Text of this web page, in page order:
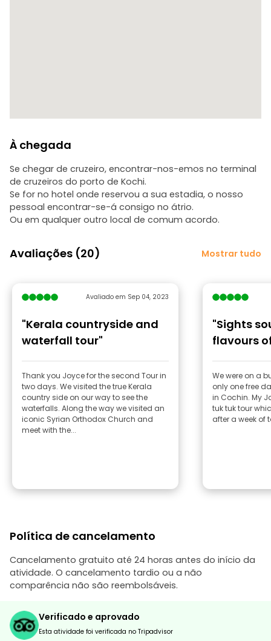
À chegada
Se chegar de cruzeiro, encontrar-nos-emos no terminal
de cruzeiros do porto de Kochi.
Se for no hotel onde reservou a sua estadia, o nosso
pessoal encontrar-se-á consigo no átrio.
Ou em qualquer outro local de comum acordo.
Avaliações (20) Mostrar tudo
Avaliado em Sep 04, 2023
"Kerala countryside and
waterfall tour"
Thank you Joyce for the second Tour in
two days. We visited the true Kerala
country side on our way to see the
waterfalls. Along the way we visited an
iconic Syrian Orthodox Church and
meet with the...
"Sights
flavours
We were on a
only one free
in Cochin. My Joyce offered a half day
tuk tuk tour
after a week of
Política de cancelamento
Cancelamento gratuito até 24 horas antes do início da
atividade. O cancelamento tardio ou a não
comparência não são reembolsáveis.
Verificado e aprovado
Esta atividade foi verificada no Tripadvisor